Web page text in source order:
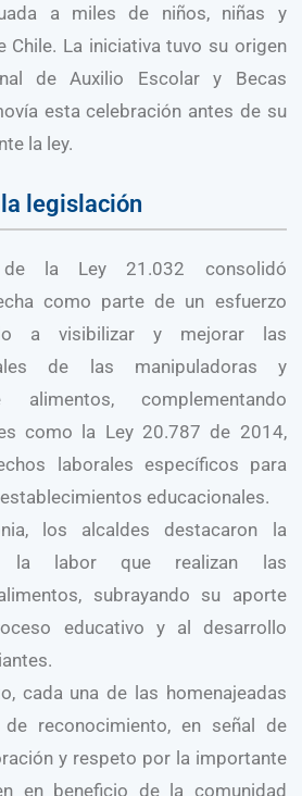
a miles de niños, niñas y
Chile. La iniciativa tuvo su origen
de Auxilio Escolar y Becas
esta celebración antes de su
la ley.
legislación
de la Ley 21.032 consolidó
como parte de un esfuerzo
a visibilizar y mejorar las
de las manipuladoras y
alimentos, complementando
como la Ley 20.787 de 2014,
laborales específicos para
educacionales.
los alcaldes destacaron la
la labor que realizan las
subrayando su aporte
educativo y al desarrollo
cada una de las homenajeadas
reconocimiento, en señal de
y respeto por la importante
en beneficio de la comunidad